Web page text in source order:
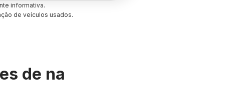
informativa.
de veículos usados.
de na